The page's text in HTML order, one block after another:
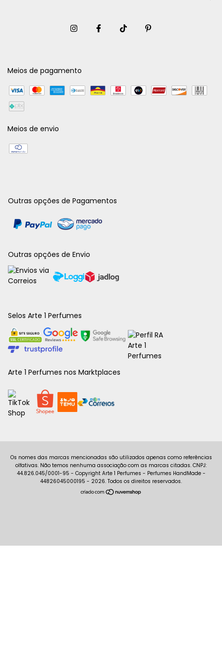
Meios de pagamento
Meios de envio
Outras opções de Pagamentos
Outras opções de Envio
Selos Arte 1 Perfumes
Arte 1 Perfumes nos Marktplaces
Copyright Arte 1 Perfumes - Perfumes HandMade -
44826045000195 - 2026. Todos os direitos reservados.